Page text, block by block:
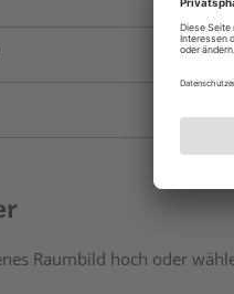
Raumbild hoch oder